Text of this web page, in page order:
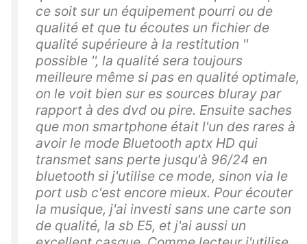
ce soit sur un équipement pourri ou de
qualité et que tu écoutes un fichier de
qualité supérieure à la restitution ''
possible '', la qualité sera toujours
meilleure même si pas en qualité optimale,
on le voit bien sur es sources bluray par
rapport à des dvd ou pire. Ensuite saches
que mon smartphone était l'un des rares à
avoir le mode Bluetooth aptx HD qui
transmet sans perte jusqu'à 96/24 en
bluetooth si j'utilise ce mode, sinon via le
port usb c'est encore mieux. Pour écouter
la musique, j'ai investi sans une carte son
de qualité, la sb E5, et j'ai aussi un